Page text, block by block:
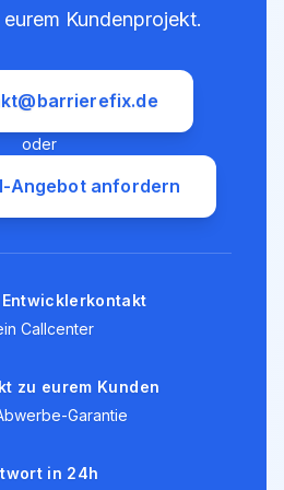
Kundenprojekt.
oder
Angebot anfordern
Callcenter
zu eurem Kunden
Garantie
in 24h